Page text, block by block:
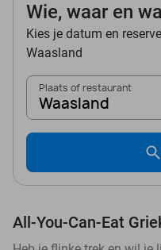
Wie, waar en
Kies je datum en
Waasland
Plaats of restaurant
Waasland
All-You-Can-Eat